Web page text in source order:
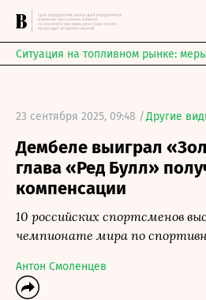
Ситуация на топливном рынке:
23 сентября 2025, 09:48 /Другие
Дембеле выиграл
глава «Ред Булл»
компенсации
10 российских спортсменов
чемпионате мира по
Антон Смоленцев